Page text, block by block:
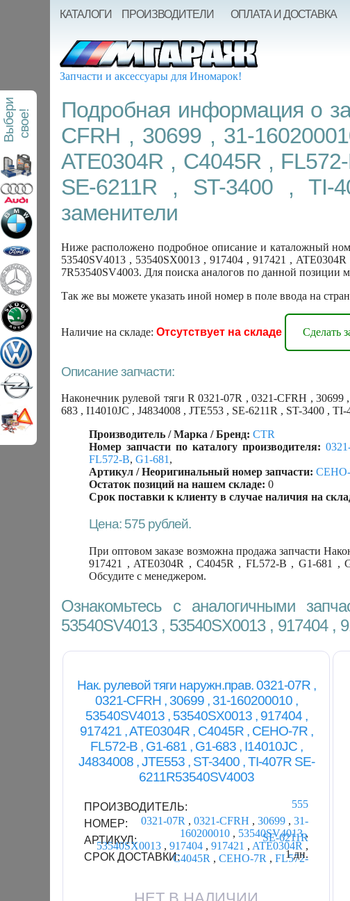
В
ы
б
е
р
и
с
в
о
е!
КАТАЛОГИ ПРОИЗВОДИТЕЛИ ОПЛАТА И ДОСТАВКА
Запчасти и аксессуары для Иномарок!
Подробная информация о
CFRH , 30699 , 31-
ATE0304R , C4045R ,
SE-6211R , ST-3400 , TI-
заменители
Ниже расположено подробное описание и каталожный
53540SV4013 , 53540SX0013 , 917404 , 917421 ,
7R53540SV4003. Для поиска аналогов по данной позиции
Так же вы можете указать иной номер в поле ввода на
Наличие на складе: Отсутствует на складе Сделать
Описание запчасти:
Наконечник рулевой тяги R 0321-07R , 0321-CFRH ,
683 , I14010JC , J4834008 , JTE553 , SE-6211R , ST-3400 ,
Производитель / Марка / Бренд: CTR
Номер запчасти по каталогу производителя:
FL572-B, G1-681 ,
Артикул / Неоригинальный номер запчасти:
Остаток позиций на нашем складе: 0
Срок поставки к клиенту в случае наличия на
Цена: 575 рублей.
При оптовом заказе возможна продажа запчасти
917421 , ATE0304R , C4045R , FL572-B , G1-681 ,
Обсудите с менеджером.
Ознакомьтесь с аналогичными
53540SV4013 , 53540SX0013 , 917404 ,
Нак. рулевой тяги наружн.прав. 0321-07R ,
0321-CFRH , 30699 , 31-160200010 ,
53540SV4013 , 53540SX0013 , 917404 ,
917421 , ATE0304R , C4045R , CEHO-7R ,
FL572-B , G1-681 , G1-683 , I14010JC ,
J4834008 , JTE553 , ST-3400 , TI-407R SE-
6211R53540SV4003
ПРОИЗВОДИТЕЛЬ:
555
НОМЕР:
0321-07R ,0321-CFRH ,30699 ,31-
160200010 , 53540SV4013,
53540SX0013 ,917404 ,917421 , ATE0304R ,
C4045R ,CEHO-7R ,FL572-
АРТИКУЛ:
SE-6211R
СРОК ДОСТАВКИ:
1 дн.